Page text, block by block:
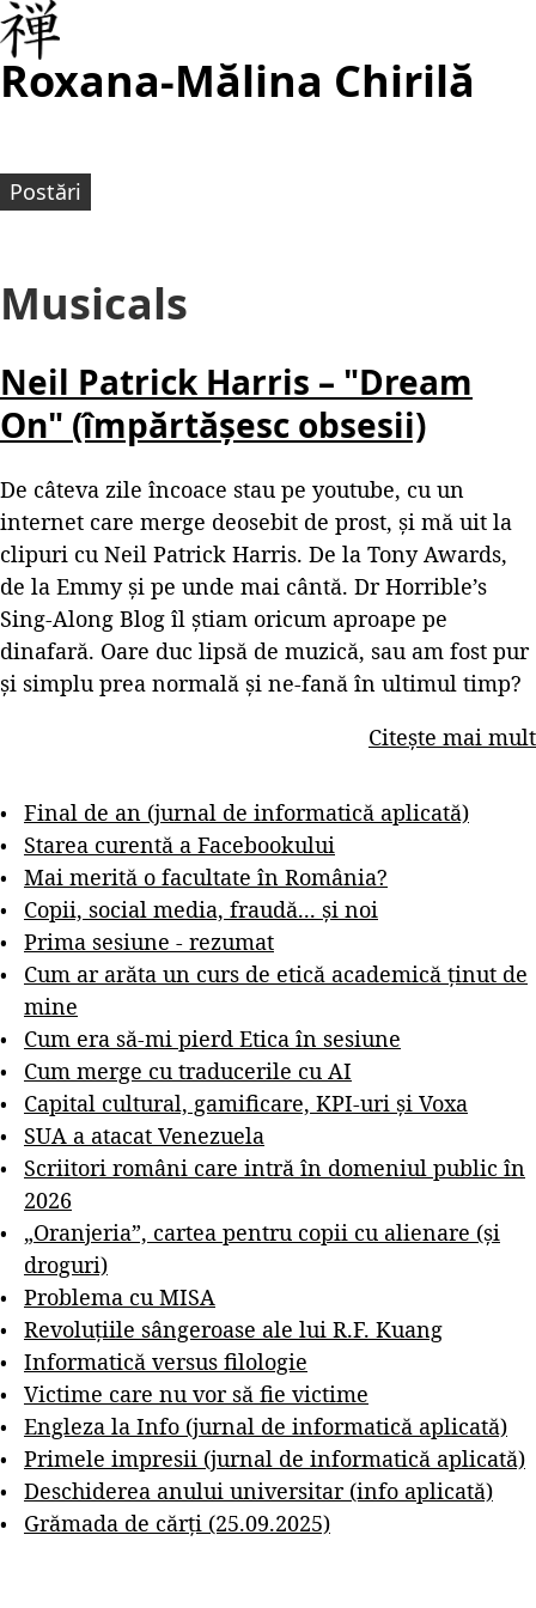
Roxana-Mălina Chirilă
Postări
Musicals
Neil Patrick Harris – "Dream
On" (împărtășesc obsesii)
De câteva zile încoace stau pe youtube, cu un
internet care merge deosebit de prost, și mă uit la
clipuri cu Neil Patrick Harris. De la Tony Awards,
de la Emmy și pe unde mai cântă. Dr Horrible’s
Sing-Along Blog îl știam oricum aproape pe
dinafară. Oare duc lipsă de muzică, sau am fost pur
și simplu prea normală și ne-fană în ultimul timp?
Citește mai mult
Final de an (jurnal de informatică aplicată)
Starea curentă a Facebookului
Mai merită o facultate în România?
Copii, social media, fraudă... și noi
Prima sesiune - rezumat
Cum ar arăta un curs de etică academică ținut de
mine
Cum era să-mi pierd Etica în sesiune
Cum merge cu traducerile cu AI
Capital cultural, gamificare, KPI-uri și Voxa
SUA a atacat Venezuela
Scriitori români care intră în domeniul public în
2026
„Oranjeria”, cartea pentru copii cu alienare (și
droguri)
Problema cu MISA
Revoluțiile sângeroase ale lui R.F. Kuang
Informatică versus filologie
Victime care nu vor să fie victime
Engleza la Info (jurnal de informatică aplicată)
Primele impresii (jurnal de informatică aplicată)
Deschiderea anului universitar (info aplicată)
Grămada de cărți (25.09.2025)